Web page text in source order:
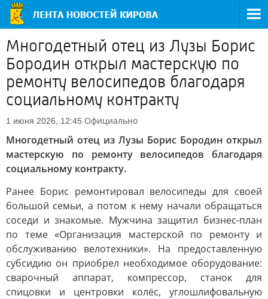
Многодетный отец из Лузы Борис
Бородин открыл мастерскую по
ремонту велосипедов благодаря
социальному контракту
1 июня 2026, 12:45 Официально
Многодетный отец из Лузы Борис Бородин открыл
мастерскую по ремонту велосипедов благодаря
социальному контракту.
Ранее Борис ремонтировал велосипеды для своей
большой семьи, а потом к нему начали обращаться
соседи и знакомые. Мужчина защитил бизнес-план
по теме «Организация мастерской по ремонту и
обслуживанию велотехники». На предоставленную
субсидию он приобрел необходимое оборудование:
сварочный аппарат, компрессор, станок для
спицовки и центровки колёс, углошлифовальную